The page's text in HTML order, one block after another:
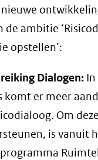
de ambitie
opstellen’:
Dialogen:
komt er meer
Om
is vanuit